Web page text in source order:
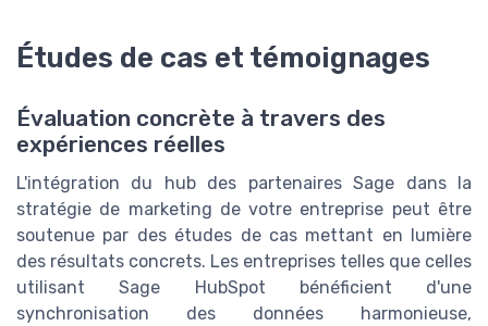
Études de cas et témoignages
Évaluation concrète à travers des
expériences réelles
L'intégration du hub des partenaires Sage dans la
stratégie de marketing de votre entreprise peut être
soutenue par des études de cas mettant en lumière
des résultats concrets. Les entreprises telles que celles
utilisant Sage HubSpot bénéficient d'une
synchronisation des données harmonieuse,